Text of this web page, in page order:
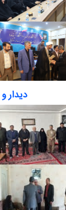
دیدار